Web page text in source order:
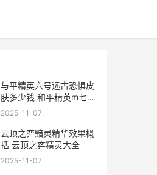
与平精英六号远古恐惧皮
肤多少钱 和平精英m七六
二渐远
2025-11-07
云顶之弈黯灵精华效果概
括 云顶之弈精灵大全
2025-11-07